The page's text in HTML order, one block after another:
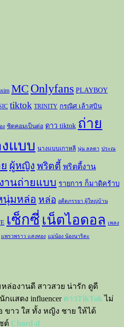
MC Onlyfans PLAYBOY
tiktok TRINITY กรณิศ เล้าสุบิน
ง ซิตคอมเป็นต่อ ดาว tiktok ถ่าย
แบบ นางแบบเกาหลี นุ่น ลลดา ประณ
ผู้หญิง พริตตี้ พริตตี้งาน
านถ่ายแบบ รายการ ก็มาดิคร้าบ
นุ่มหล่อ หล่อ อดีตภรรยา ผู้ใหญ่บ้าน
เซ็กซี่ เน็ตไอดอล เพลง
แพรวพราว แสงทอง แม่น้อง น้องนาริตะ
ล่องานดี สาวสวย น่ารัก ดูดี
กแสดง influencer ดาวTikTok ไม่
ขาว ใส ทั้ง หญิง ชาย ให้ได้
ต์ Chord-d